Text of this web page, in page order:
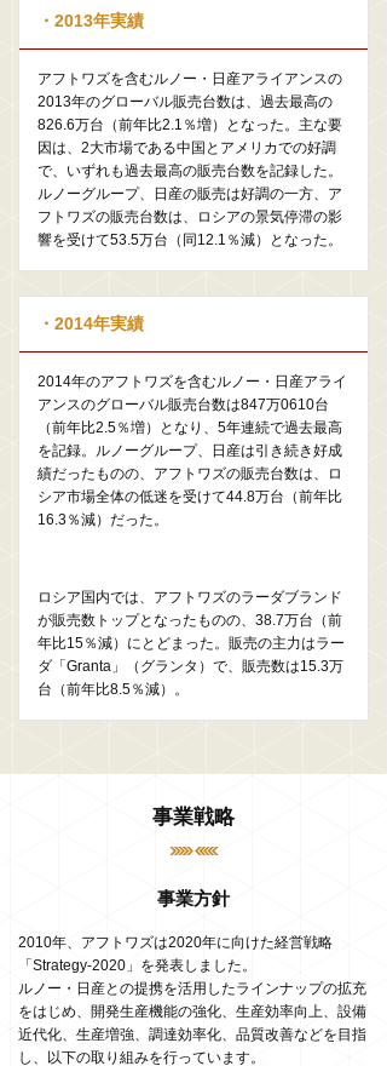
・2013年実績
アフトワズを含むルノー・日産アライアンスの
2013年のグローバル販売台数は、過去最高の
826.6万台（前年比2.1％増）となった。主な要
因は、2大市場である中国とアメリカでの好調
で、いずれも過去最高の販売台数を記録した。
ルノーグループ、日産の販売は好調の一方、ア
フトワズの販売台数は、ロシアの景気停滞の影
響を受けて53.5万台（同12.1％減）となった。
・2014年実績
2014年のアフトワズを含むルノー・日産アライ
アンスのグローバル販売台数は847万0610台
（前年比2.5％増）となり、5年連続で過去最高
を記録。ルノーグループ、日産は引き続き好成
績だったものの、アフトワズの販売台数は、ロ
シア市場全体の低迷を受けて44.8万台（前年比
16.3％減）だった。
ロシア国内では、アフトワズのラーダブランド
が販売数トップとなったものの、38.7万台（前
年比15％減）にとどまった。販売の主力はラー
ダ「Granta」（グランタ）で、販売数は15.3万
台（前年比8.5％減）。
事業戦略
事業方針
2010年、アフトワズは2020年に向けた経営戦略
「Strategy-2020」を発表しました。
ルノー・日産との提携を活用したラインナップの拡充
をはじめ、開発生産機能の強化、生産効率向上、設備
近代化、生産増強、調達効率化、品質改善などを目指
し、以下の取り組みを行っています。